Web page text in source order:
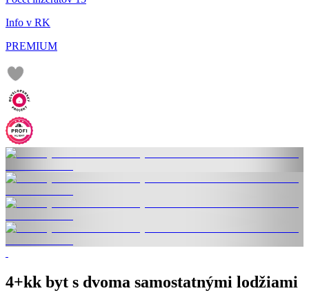
Info v RK
PREMIUM
4+kk byt s dvoma samostatnými lodžiami